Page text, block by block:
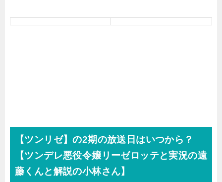
【ツンリゼ】の2期の放送日はいつから？
【ツンデレ悪役令嬢リーゼロッテと実況の遠
藤くんと解説の小林さん】